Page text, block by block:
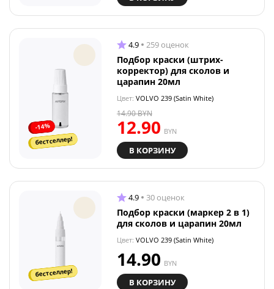
-14%
бестселлер!
4.9 259 оценок
Подбор краски (штрих-
корректор) для сколов и
царапин 20мл
Цвет: VOLVO 239 (Satin White)
12.90 BYN
14.90BYN
В КОРЗИНУ
бестселлер!
4.9 30 оценок
Подбор краски (маркер 2 в 1)
для сколов и царапин 20мл
Цвет: VOLVO 239 (Satin White)
14.90 BYN
В КОРЗИНУ